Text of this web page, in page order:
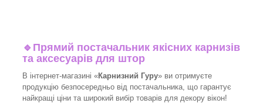
🔹 Прямий постачальник якісних карнизів
та аксесуарів для штор
В інтернет-магазині «Карнизний Гуру» ви отримуєте
продукцію безпосередньо від постачальника, що гарантує
найкращі ціни та широкий вибір товарів для декору вікон!​